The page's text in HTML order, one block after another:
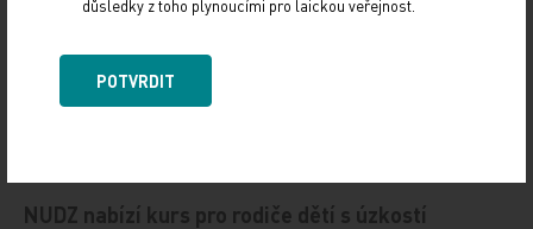
Vystavování ePoukazů
17. 12. 2024
Dnešní Poradna přináší přehled o tom, jak funguje
NUDZ nabízí kurs pro rodiče dětí s úzkostí
důsledky z toho plynoucími pro laickou veřejnost.
POTVRDIT